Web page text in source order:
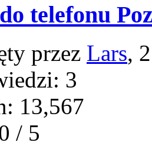
telefonu
przez Lars,
3
13,567
/ 5